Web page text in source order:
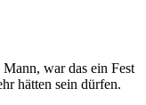
war das ein Fest
hätten sein dürfen.